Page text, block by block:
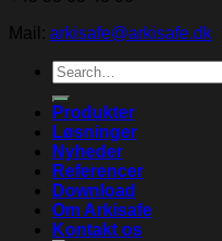
Mail: arkisafe@arkisafe.dk
Search
for:
Produkter
Løsninger
Nyheder
Referencer
Download
Om Arkisafe
Kontakt os